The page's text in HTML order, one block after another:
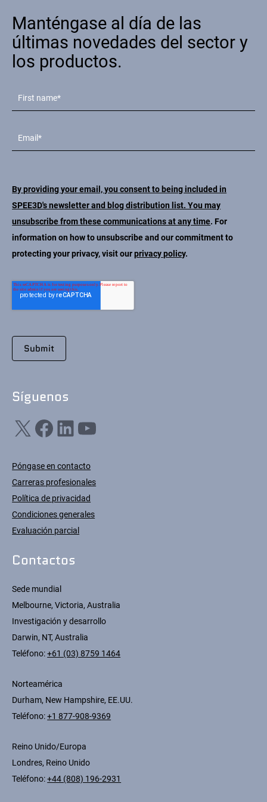
Manténgase al día de las
últimas novedades del sector y
los productos.
By providing your email, you consent to being included in
SPEE3D's newsletter and blog distribution list. You may
unsubscribe from these communications at any time. For
information on how to unsubscribe and our commitment to
protecting your privacy, visit ourprivacy policy.
Síguenos
X Facebook LinkedIn YouTube
Póngase en contacto
Carreras profesionales
Política de privacidad
Condiciones generales
Evaluación parcial
Contactos
Sede mundial
Melbourne, Victoria, Australia
Investigación y desarrollo
Darwin, NT, Australia
Teléfono:+61 (03) 8759 1464
Norteamérica
Durham, New Hampshire, EE.UU.
Teléfono:+1 877-908-9369
Reino Unido/Europa
Londres, Reino Unido
Teléfono:+44 (808) 196-2931